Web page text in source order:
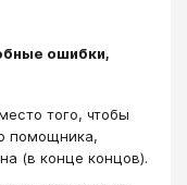
ошибки,
того, чтобы
помощника,
(в конце концов).